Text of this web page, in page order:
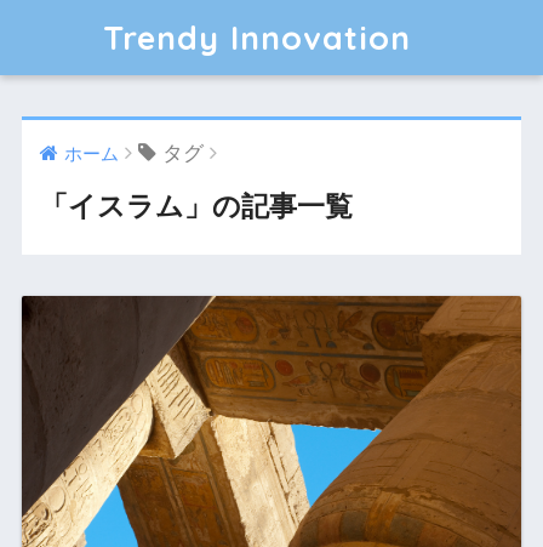
Trendy Innovation
ホーム タグ
「イスラム」の記事一覧